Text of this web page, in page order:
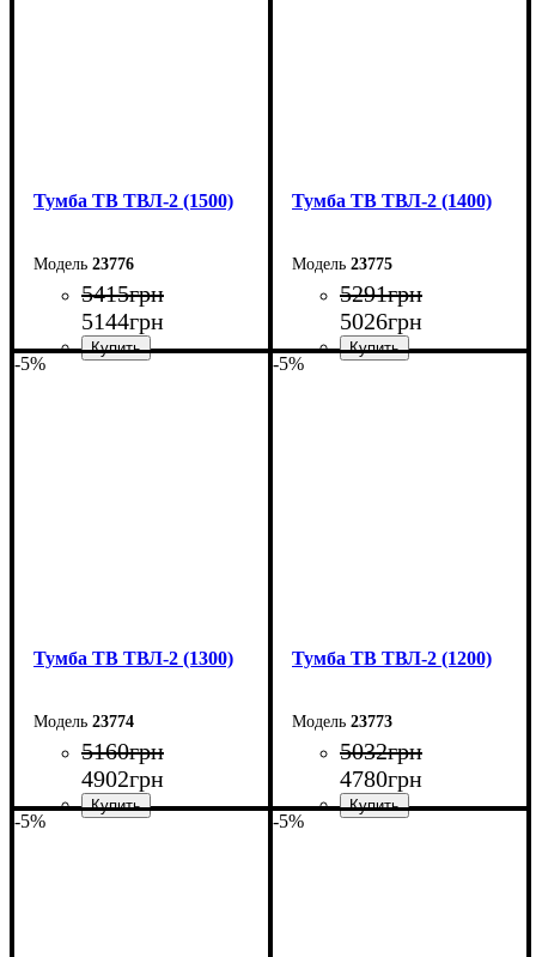
Тумба ТВ ТВЛ-2 (1500)
23776
5415грн
5144грн
Тумба ТВ ТВЛ-2 (1400)
23775
5291грн
5026грн
-5%
Тумба ТВ ТВЛ-2 (1300)
23774
5160грн
4902грн
-5%
Тумба ТВ ТВЛ-2 (1200)
23773
5032грн
4780грн
-5% -5%